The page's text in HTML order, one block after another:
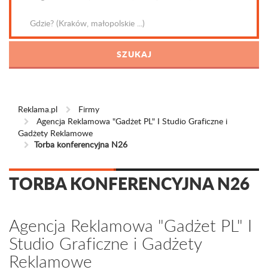
Reklama.pl
Firmy
Agencja Reklamowa "Gadżet PL" I Studio Graficzne i
Gadżety Reklamowe
Torba konferencyjna N26
TORBA KONFERENCYJNA N26
Agencja Reklamowa "Gadżet PL" I
Studio Graficzne i Gadżety
Reklamowe